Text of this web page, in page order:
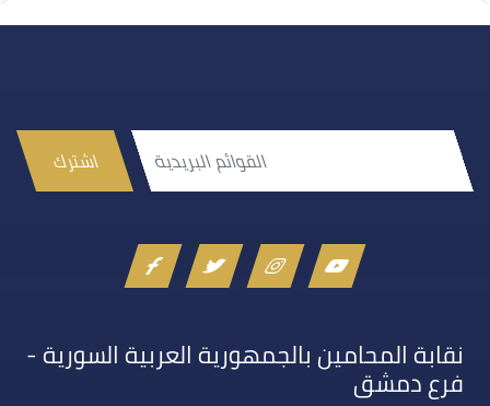
اشترك
نقابة المحامين بالجمهورية العربية السورية -
فرع دمشق